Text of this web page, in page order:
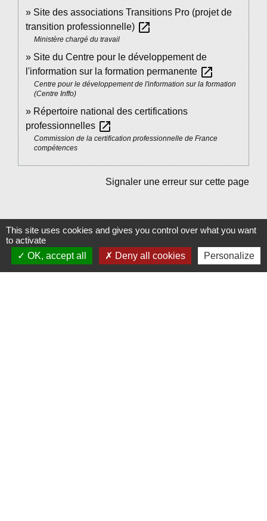
Site des associations Transitions Pro (projet de
transition professionnelle) open_in_new
Ministère chargé du travail
Site du Centre pour le développement de
l'information sur la formation permanente open_in_new
Centre pour le développement de l'information sur la formation
(Centre Inffo)
Répertoire national des certifications
professionnelles open_in_new
Commission de la certification professionnelle de France
compétences
Signaler une erreur sur cette page
Contacts et Horaires
This site uses cookies and gives you control over what you want
to activate
OK, accept all
Deny all cookies Personalize